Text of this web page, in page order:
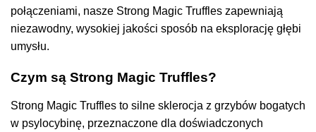
połączeniami, nasze Strong Magic Truffles zapewniają
niezawodny, wysokiej jakości sposób na eksplorację głębi
umysłu.
Czym są Strong Magic Truffles?
Strong Magic Truffles to silne sklerocja z grzybów bogatych
w psylocybinę, przeznaczone dla doświadczonych